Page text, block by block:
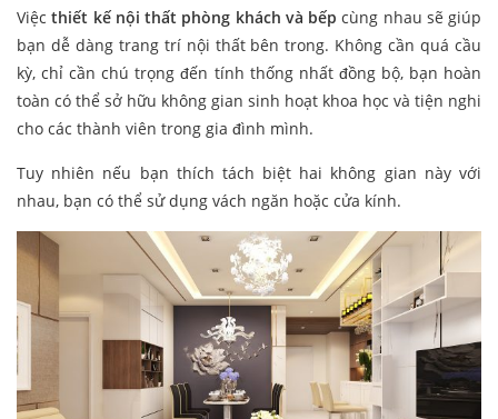
Việcthiết kế nội thất phòng khách và bếp cùng nhau sẽ giúp
bạn dễ dàng trang trí nội thất bên trong. Không cần quá cầu
kỳ, chỉ cần chú trọng đến tính thống nhất đồng bộ, bạn hoàn
toàn có thể sở hữu không gian sinh hoạt khoa học và tiện nghi
cho các thành viên trong gia đình mình.
Tuy nhiên nếu bạn thích tách biệt hai không gian này với
nhau, bạn có thể sử dụng vách ngăn hoặc cửa kính.